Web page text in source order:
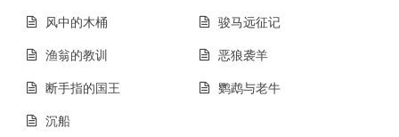
风中的木桶
骏马远征记
渔翁的教训
恶狼袭羊
断手指的国王
鹦鹉与老牛
沉船